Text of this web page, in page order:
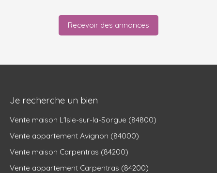
Recevoir des annonces
Je recherche un bien
Vente maison L'Isle-sur-la-Sorgue (84800)
Vente appartement Avignon (84000)
Vente maison Carpentras (84200)
Vente appartement Carpentras (84200)